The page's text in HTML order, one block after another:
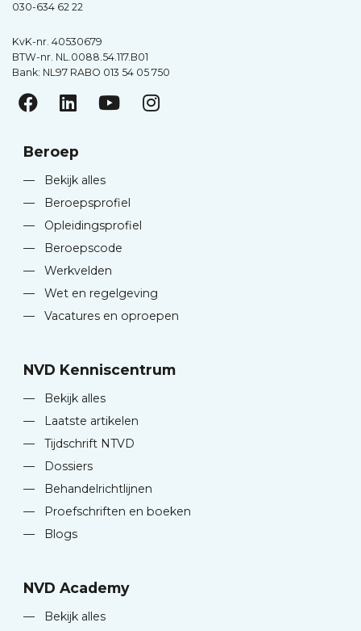
030-634 62 22
KvK-nr. 40530679
BTW-nr. NL.0088.54.117.B01
Bank: NL97 RABO 013 54 05 750
Beroep
—
Bekijk alles
—
Beroepsprofiel
—
Opleidingsprofiel
—
Beroepscode
—
Werkvelden
—
Wet en regelgeving
—
Vacatures en oproepen
NVD Kenniscentrum
—
Bekijk alles
—
Laatste artikelen
—
Tijdschrift NTVD
—
Dossiers
—
Behandelrichtlijnen
—
Proefschriften en boeken
—
Blogs
NVD Academy
—
Bekijk alles